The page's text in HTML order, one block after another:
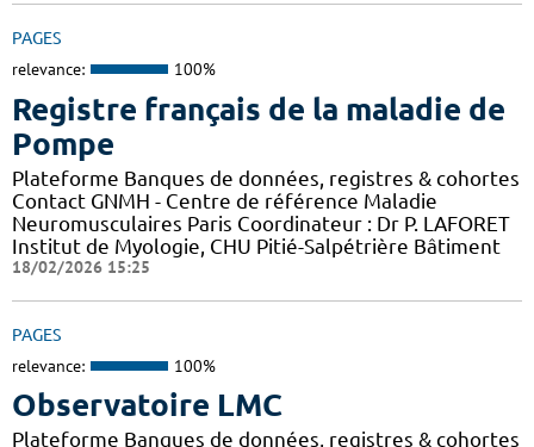
PAGES
relevance: 100%
Registre français de la maladie de
Pompe
Plateforme Banques de données, registres & cohortes
Contact GNMH - Centre de référence Maladie
Neuromusculaires Paris Coordinateur : Dr P. LAFORET
Institut de Myologie, CHU Pitié-Salpétrière Bâtiment
18/02/2026 15:25
PAGES
relevance: 100%
Observatoire LMC
Plateforme Banques de données, registres & cohortes